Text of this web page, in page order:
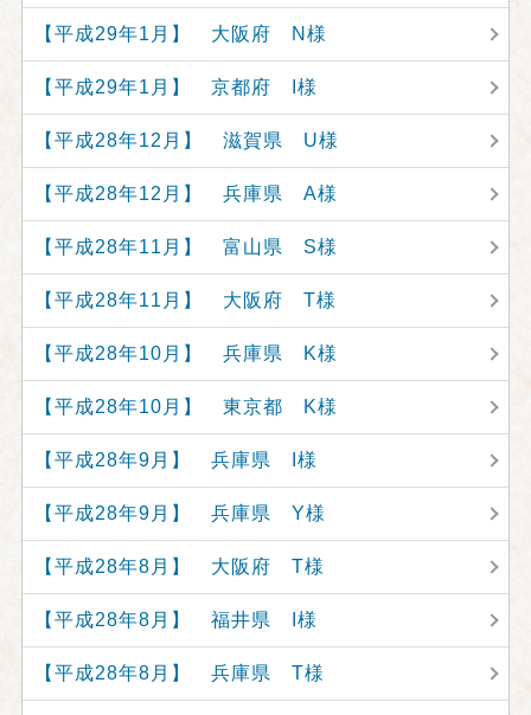
【平成29年1月】 大阪府 N様
【平成29年1月】 京都府 I様
【平成28年12月】 滋賀県 U様
【平成28年12月】 兵庫県 A様
【平成28年11月】 富山県 S様
【平成28年11月】 大阪府 T様
【平成28年10月】 兵庫県 K様
【平成28年10月】 東京都 K様
【平成28年9月】 兵庫県 I様
【平成28年9月】 兵庫県 Y様
【平成28年8月】 大阪府 T様
【平成28年8月】 福井県 I様
【平成28年8月】 兵庫県 T様